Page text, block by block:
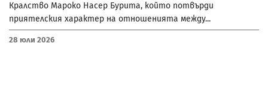
Кралство Мароко Насер Бурита, който потвърди
приятелския характер на отношенията между...
28 Юли 2026